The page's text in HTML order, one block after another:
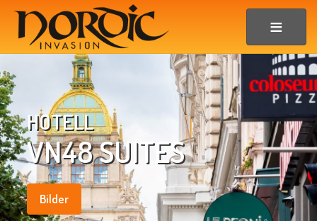
HOTELL
VN48 SUITES
Bilder